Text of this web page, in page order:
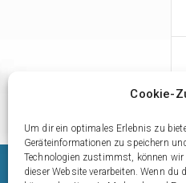
Cookie-
Um dir ein optimales Erlebnis zu
Geräteinformationen zu speichern
Technologien zustimmst, können wir
dieser Website verarbeiten. Wenn
Kontakt Download